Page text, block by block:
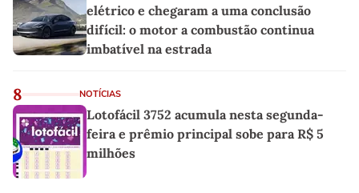
elétrico e chegaram a uma conclusão
difícil: o motor a combustão continua
imbatível na estrada
8 NOTÍCIAS
Lotofácil 3752 acumula nesta segunda-
feira e prêmio principal sobe para R$ 5
milhões